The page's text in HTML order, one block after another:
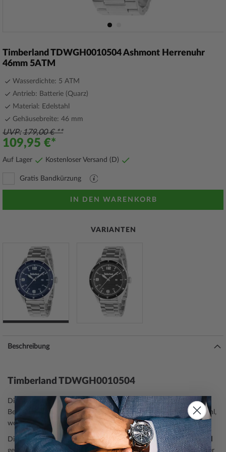
der
Bildergalerie
springen
Timberland TDWGH0010504 Ashmont Herrenuhr
46mm 5ATM
Wasserdichte: 5 ATM
Antrieb: Batterie (Quarz)
Material: Edelstahl
Gehäusebreite: 46 mm
UVP 179,00 €
109,95 €
Auf Lager Kostenloser Versand (D)
Gratis BandkürzungPDF
Datei
mit
Erläuterungen
IN DEN WARENKORB
VARIANTEN
Beschreibung
Timberland TDWGH0010504
Die Timberland HerrenuhrTDWGH0010504 ist ein moderner
Begleiter aus der Modell-Serie Ashmont 46mm. Eine perfekte Wahl,
wenn Sie einen Zeitmesser mit einem zeitgemäßen Look suchen.
Die Armbanduhr verfügt über ein silbernesGehäuse, ausEdelstahl
gefertigt, das durch die
mattiert, polierte Oberfläche wie ein echter